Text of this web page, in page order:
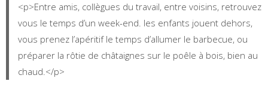
<p>Entre amis, collègues du travail, entre voisins, retrouvez
vous le temps d’un week-end. les enfants jouent dehors,
vous prenez l’apéritif le temps d’allumer le barbecue, ou
préparer la rôtie de châtaignes sur le poêle à bois, bien au
chaud.</p>